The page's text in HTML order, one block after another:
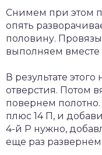
Снимем при этом
опять
половину.
выполняем
В результате
отверстия. Потом
повернем
плюс 14 П, и
4-й Р нужно,
еще раз развернем